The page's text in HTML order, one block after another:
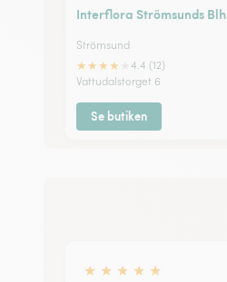
Interflora Strömsunds Blh
Strömsund
★★★★
4.4 (12)
Vattudalstorget 6
Se butiken
★ ★ ★ ★ ★